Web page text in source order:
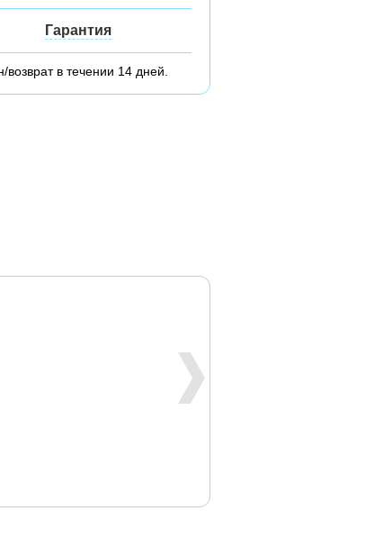
Гарантия
в течении 14 дней.